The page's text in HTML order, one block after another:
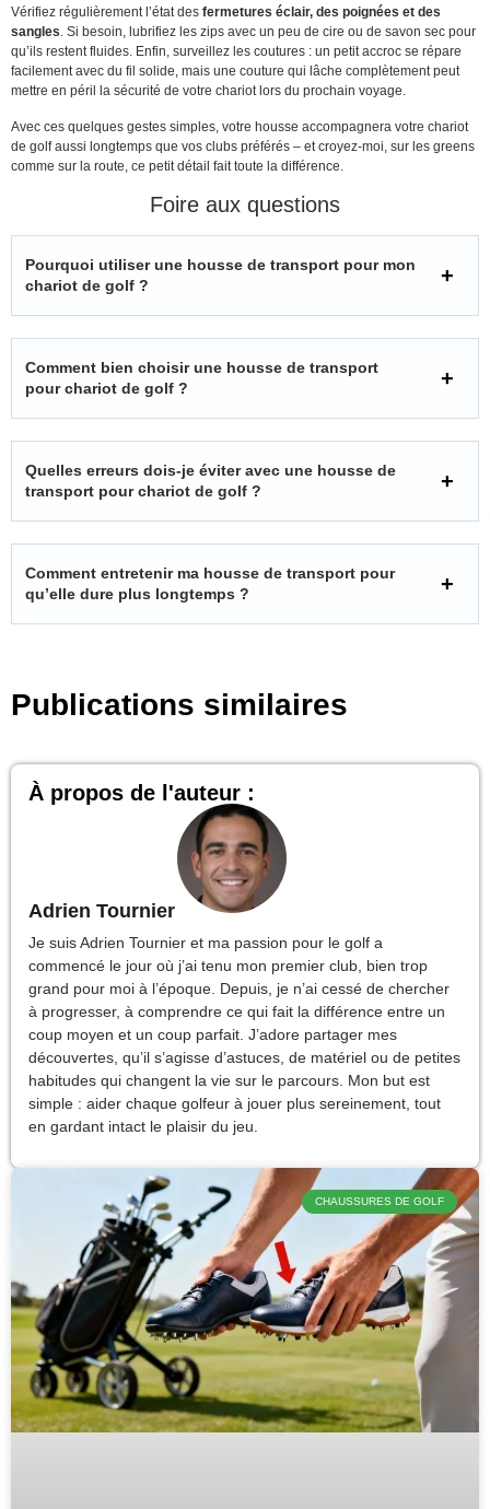
Vérifiez régulièrement l’état des fermetures éclair, des poignées et des
sangles. Si besoin, lubrifiez les zips avec un peu de cire ou de savon sec pour
qu’ils restent fluides. Enfin, surveillez les coutures : un petit accroc se répare
facilement avec du fil solide, mais une couture qui lâche complètement peut
mettre en péril la sécurité de votre chariot lors du prochain voyage.
Avec ces quelques gestes simples, votre housse accompagnera votre chariot
de golf aussi longtemps que vos clubs préférés – et croyez-moi, sur les greens
comme sur la route, ce petit détail fait toute la différence.
Foire aux questions
Pourquoi utiliser une housse de transport pour mon
chariot de golf ?
Comment bien choisir une housse de transport
pour chariot de golf ?
Quelles erreurs dois-je éviter avec une housse de
transport pour chariot de golf ?
Comment entretenir ma housse de transport pour
qu’elle dure plus longtemps ?
Publications similaires
À propos de l'auteur :
Adrien Tournier
Je suis Adrien Tournier et ma passion pour le golf a
commencé le jour où j’ai tenu mon premier club, bien trop
grand pour moi à l’époque. Depuis, je n’ai cessé de chercher
à progresser, à comprendre ce qui fait la différence entre un
coup moyen et un coup parfait. J’adore partager mes
découvertes, qu’il s’agisse d’astuces, de matériel ou de petites
habitudes qui changent la vie sur le parcours. Mon but est
simple : aider chaque golfeur à jouer plus sereinement, tout
en gardant intact le plaisir du jeu.
CHAUSSURES DE GOLF